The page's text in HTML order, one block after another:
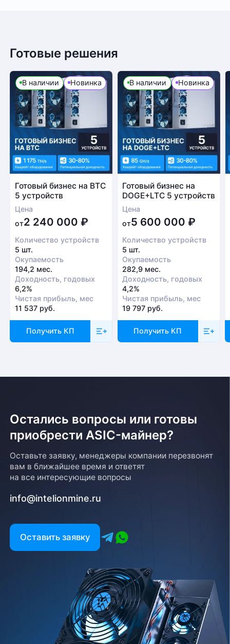
Готовые решения
В наличии Новинка
Готовый бизнес на BTC
5 устройств
Цена
от2 240 000 ₽
Количество устройств
5 шт.
Окупаемость
194,2 мес.
Доходность, годовых
6,2%
Чистая прибыль, мес
11 537 руб.
Получить КП
В наличии Новинка
Готовый бизнес на
DOGE+LTC 5 устройств
Цена
от5 600 000₽
Количество устройств
5 шт.
Окупаемость
282,9 мес.
Доходность, годовых
4,2%
Чистая прибыль, мес
19 797 руб.
Получить КП
Остались вопросы или готовы
приобрести ASIC-майнер?
Оставьте заявку, менеджеры компании перезвонят
вам в ближайшее время и ответят
на все интересующие вопросы
info@intelionmine.ru
Оставить заявку